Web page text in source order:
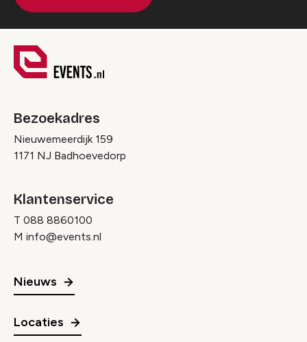
Bezoekadres
Nieuwemeerdijk 159
1171 NJ Badhoevedorp
Klantenservice
T 088 8860100
M info@events.nl
Nieuws
Locaties